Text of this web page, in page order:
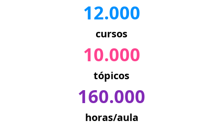
12.000
cursos
10.000
tópicos
160.000
horas/aula